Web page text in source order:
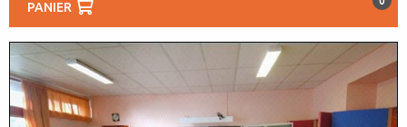
PANIER